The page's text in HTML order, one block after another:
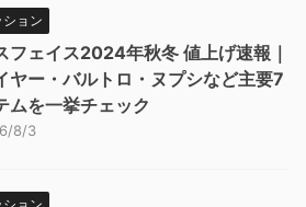
ション
フェイス2024年秋冬 値上げ速報｜
ヤー・バルトロ・ヌプシなど主要7
ムを一挙チェック
8/3